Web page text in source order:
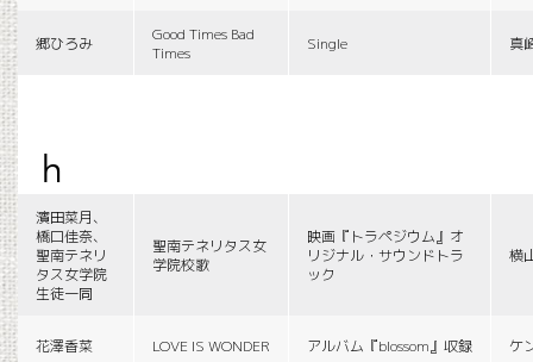
郷ひろみ
Good Times Bad
Times
Single 真
h
濱田菜月、
橋口佳奈、
聖南テネリ
タス女学院
生徒一同
聖南テネリタス女
学院校歌
映画『トラペジウム』オ
リジナル・サウンドトラ
ック
横
花澤香菜 LOVE IS WONDER アルバム『blossom』収録 ケ